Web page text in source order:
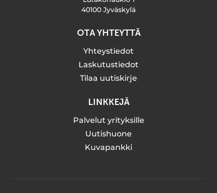
40100 Jyväskylä
OTA YHTEYTTÄ
Yhteystiedot
Laskutustiedot
Tilaa uutiskirje
LINKKEJÄ
Palvelut yrityksille
Uutishuone
Kuvapankki